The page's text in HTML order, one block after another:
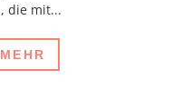
die mit...